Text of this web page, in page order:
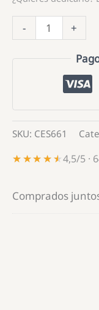
-
de
Chocolates
San
Valentín
cantidad
+
SKU: CES661
★★★★★
★★★★★4,5/5 ·
Comprados